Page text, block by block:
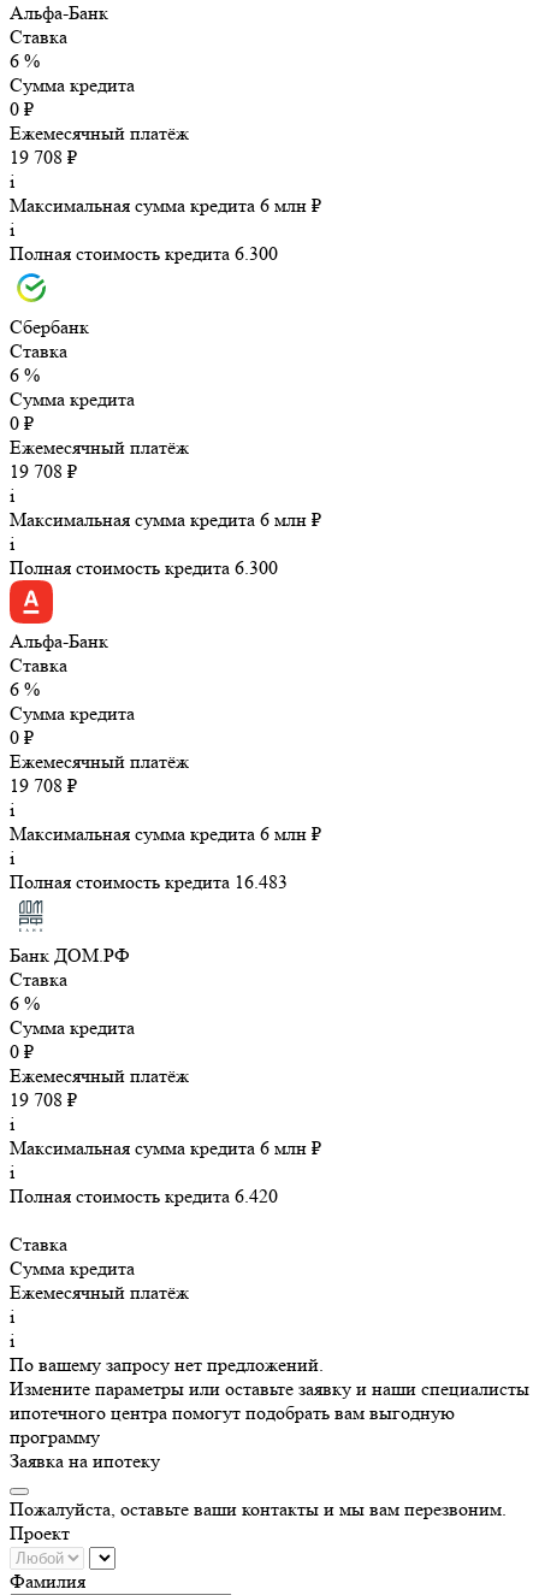
Альфа-Банк
Ставка
6 %
Сумма кредита
0 ₽
Ежемесячный платёж
19 708 ₽
i
Максимальная сумма кредита 6 млн ₽
i
Полная стоимость кредита 6.300
Сбербанк
Ставка
6 %
Сумма кредита
0 ₽
Ежемесячный платёж
19 708 ₽
i
Максимальная сумма кредита 6 млн ₽
i
Полная стоимость кредита 6.300
Альфа-Банк
Ставка
6 %
Сумма кредита
0 ₽
Ежемесячный платёж
19 708 ₽
i
Максимальная сумма кредита 6 млн ₽
i
Полная стоимость кредита 16.483
Банк ДОМ.РФ
Ставка
6 %
Сумма кредита
0 ₽
Ежемесячный платёж
19 708 ₽
i
Максимальная сумма кредита 6 млн ₽
i
Полная стоимость кредита 6.420
Ставка
Сумма кредита
Ежемесячный платёж
i
i
По вашему запросу нет предложений.
Измените параметры или оставьте заявку и наши специалисты
ипотечного центра помогут подобрать вам выгодную
программу
Заявка на ипотеку
Пожалуйста, оставьте ваши контакты и мы вам перезвоним.
Проект
Фамилия